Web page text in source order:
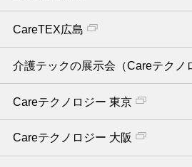
CareTEX広島
介護テックの展示会（Careテクノ
Careテクノロジー 東京
Careテクノロジー 大阪